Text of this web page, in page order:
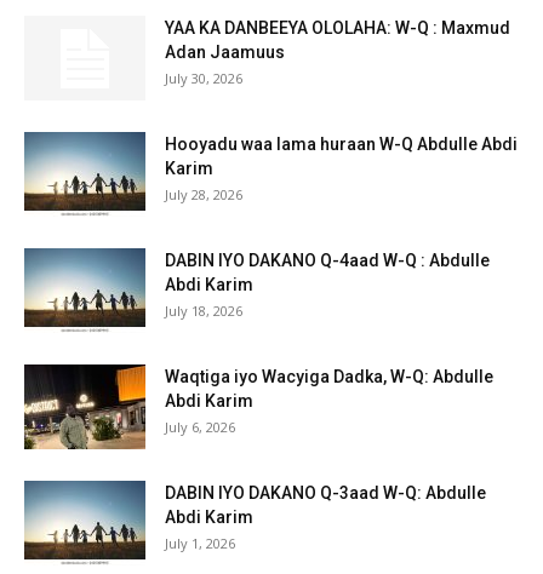
YAA KA DANBEEYA OLOLAHA: W-Q : Maxmud
Adan Jaamuus
July 30, 2026
Hooyadu waa lama huraan W-Q Abdulle Abdi
Karim
July 28, 2026
DABIN IYO DAKANO Q-4aad W-Q : Abdulle
Abdi Karim
July 18, 2026
Waqtiga iyo Wacyiga Dadka, W-Q: Abdulle
Abdi Karim
July 6, 2026
DABIN IYO DAKANO Q-3aad W-Q: Abdulle
Abdi Karim
July 1, 2026